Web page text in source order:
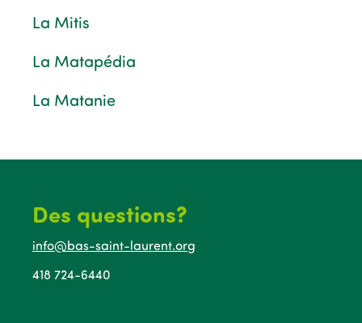
La Mitis
La Matapédia
La Matanie
Des questions?
info@bas-saint-laurent.org
418 724-6440